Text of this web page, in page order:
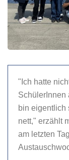
"Ich hatte
SchülerInnen
bin eigentlich
nett," erzählt
am letzten